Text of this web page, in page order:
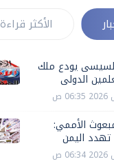
الأكثر قراءة
يودع ملك
الدولى
الأممي:
اليمن